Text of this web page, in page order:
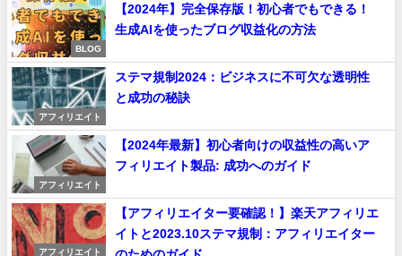
BLOG
【2024年】完全保存版！初心者でもできる！
生成AIを使ったブログ収益化の方法
アフィリエイト
ステマ規制2024：ビジネスに不可欠な透明性
と成功の秘訣
アフィリエイト
【2024年最新】初心者向けの収益性の高いア
フィリエイト製品: 成功へのガイド
アフィリエイト
【アフィリエイター要確認！】楽天アフィリエ
イトと2023.10ステマ規制：アフィリエイター